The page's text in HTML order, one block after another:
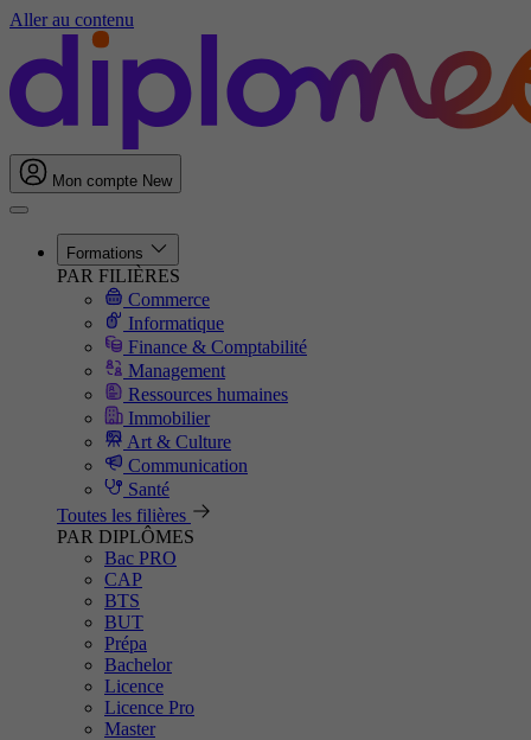
Aller au contenu
Mon compte New
Formations
PAR FILIÈRES
Commerce
Informatique
Finance & Comptabilité
Management
Ressources humaines
Immobilier
Art & Culture
Communication
Santé
Toutes les filières
PAR DIPLÔMES
Bac PRO
CAP
BTS
BUT
Prépa
Bachelor
Licence
Licence Pro
Master